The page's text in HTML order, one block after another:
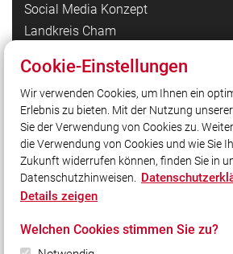
Social Media Konzept
Landkreis Cham
Datenschutzerklärung Homepage
Datenschutzerklärung Facebook
Datenschutzerklärung Instagram
Datenschutzerklärung YouTube
Social Media
Bleiben Sie mit uns in Kontakt und
Cookie-Einstellungen
Wir verwenden Cookies, um Ihnen ein
Erlebnis zu bieten. Mit der Nutzung
Sie der Verwendung von Cookies zu.
die Verwendung von Cookies und wie Sie
Zukunft widerrufen können, finden Sie in
Datenschutzhinweisen.
Details zeigen
Welchen Cookies stimmen Sie zu?